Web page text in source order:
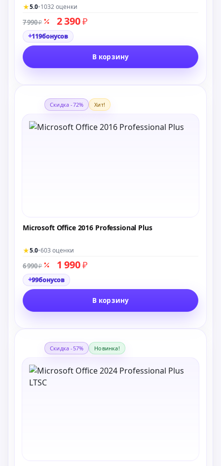
★5.0•1032 оценки
7 990₽ 2 390₽
+119бонусов
В корзину
Скидка -72% Хит!
Microsoft Office 2016 Professional Plus
★5.0•603 оценки
6 990₽ 1 990₽
+99бонусов
В корзину
Скидка -57% Новинка!